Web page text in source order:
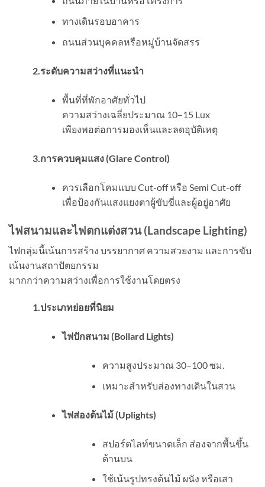
ทางเดินรอบอาคาร
ถนนส่วนบุคคลหรือหมู่บ้านจัดสรร
2.ระดับความสว่างที่แนะนำ
พื้นที่ที่พักอาศัยทั่วไป
ความสว่างเฉลี่ยประมาณ 10–15 Lux
เพียงพอต่อการมองเห็นและลดอุบัติเหตุ
3.การควบคุมแสง (Glare Control)
ควรเลือกโคมแบบ Cut-off หรือ Semi Cut-off
เพื่อป้องกันแสงแยงตาผู้ขับขี่และผู้อยู่อาศัย
ไฟสนามและไฟตกแต่งสวน (Landscape Lighting)
ไฟกลุ่มนี้เน้นการสร้าง บรรยากาศ ความสวยงาม และการขับ
เน้นงานสถาปัตยกรรม
มากกว่าความสว่างเพื่อการใช้งานโดยตรง
1.ประเภทย่อยที่นิยม
ไฟปักสนาม (Bollard Lights)
ความสูงประมาณ 30–100 ซม.
เหมาะสำหรับส่องทางเดินในสวน
ไฟส่องต้นไม้ (Uplights)
สปอร์ตไลท์ขนาดเล็ก ส่องจากพื้นขึ้น
ด้านบน
ใช้เน้นรูปทรงต้นไม้ ผนัง หรือเสา